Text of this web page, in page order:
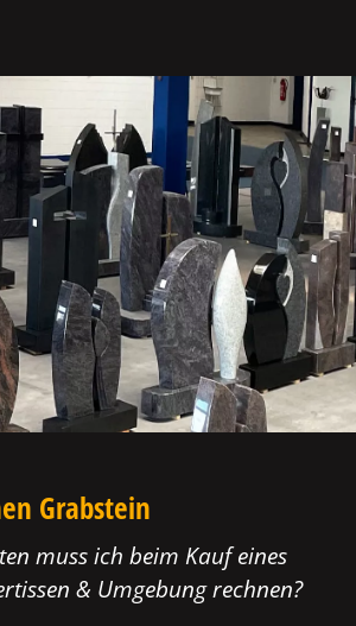
Grabstein
muss ich beim Kauf eines
& Umgebung rechnen?